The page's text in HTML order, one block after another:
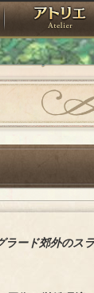
ローレット
ラード郊外のス